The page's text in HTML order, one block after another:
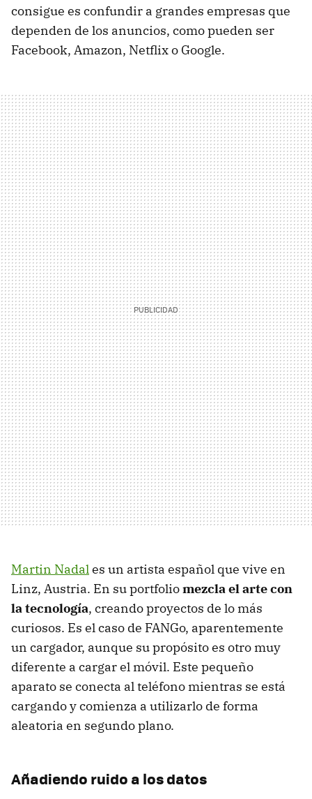
consigue es confundir a grandes empresas que
dependen de los anuncios, como pueden ser
Facebook, Amazon, Netflix o Google.
Martin Nadal es un artista español que vive en
Linz, Austria. En su portfoliomezcla el arte con
la tecnología, creando proyectos de lo más
curiosos. Es el caso de FANGo, aparentemente
un cargador, aunque su propósito es otro muy
diferente a cargar el móvil. Este pequeño
aparato se conecta al teléfono mientras se está
cargando y comienza a utilizarlo de forma
aleatoria en segundo plano.
Añadiendo ruido a los datos